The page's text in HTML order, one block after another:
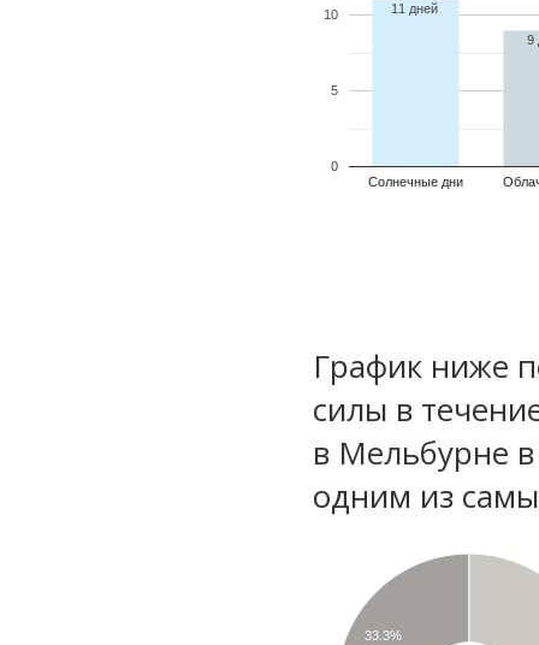
Солнечные дни
0
5
10 11 дней
9
График ниже
силы в
в Мельбурне
одним из
33.3%